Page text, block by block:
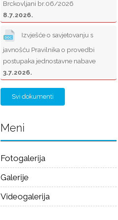
Brckovljani br.06/2026
8.7.2026.
Izvješće o savjetovanju s
javnošću Pravilnika o provedbi
postupaka jednostavne nabave
3.7.2026.
Svi dokumenti
Meni
Fotogalerija
Galerije
Videogalerija